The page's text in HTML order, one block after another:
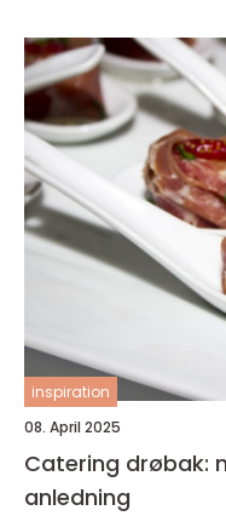
inspiration
08. April 2025
Catering drøbak:
anledning